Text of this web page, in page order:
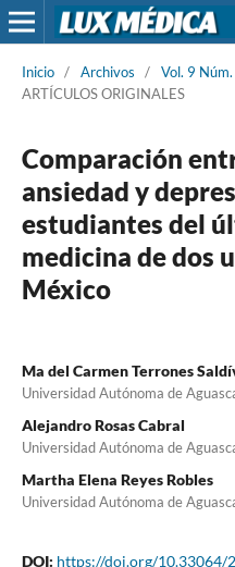
Inicio / Archivos / Vol. 9
ARTÍCULOS ORIGINALES
Comparación
ansiedad y
estudiantes del
medicina de dos
México
Ma del Carmen Terrones
Universidad Autónoma de
Alejandro Rosas Cabral
Universidad Autónoma de
Martha Elena Reyes Robles
Universidad Autónoma de
DOI: https://doi.org/10.33064/